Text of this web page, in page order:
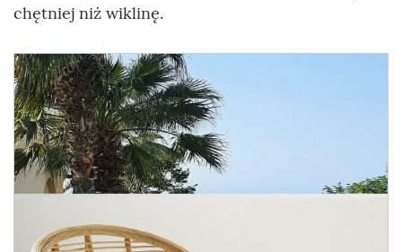
chętniej niż wiklinę.